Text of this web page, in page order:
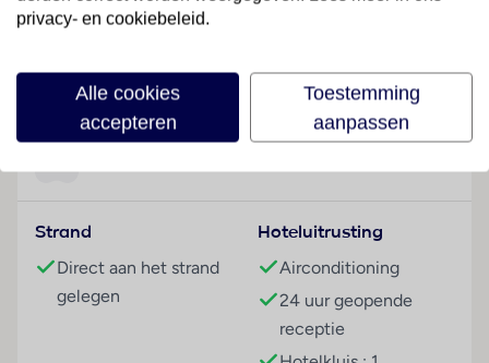
Dit verblijf beschikt over een lift en een 24-
bagagedepot, een kluis, een wisselkantoor en een
drankenautomaat. In de openbare ruimtes is Wi-Fi
verkrijgbaar. Buiten biedt een tuin extra ruimte voor
kunnen in een garage of op de parkeerplaats parkeren.
Onder de beschikbare voorzieningen bevinden zich
een autoverhuur, een transferservice en een
Strand
Direct aan het strand
gelegen
Hoteluitrusting
Airconditioning
24 uur geopende
receptie
privacy- en cookiebeleid.
Alle cookies
accepteren
Toestemming
aanpassen